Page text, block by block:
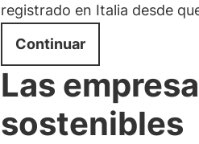
registrado en Italia desde
Continuar
Las
sostenibles